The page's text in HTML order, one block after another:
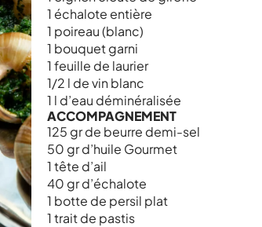
1 échalote entière
1 poireau (blanc)
1 bouquet garni
1 feuille de laurier
1/2 l de vin blanc
1 l d’eau déminéralisée
ACCOMPAGNEMENT
125 gr de beurre demi-sel
50 gr d’huile Gourmet
1 tête d’ail
40 gr d’échalote
1 botte de persil plat
1 trait de pastis